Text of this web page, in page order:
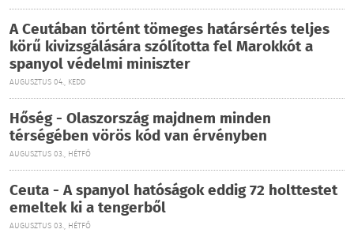
A Ceutában történt tömeges határsértés teljes
körű kivizsgálására szólította fel Marokkót a
spanyol védelmi miniszter
AUGUSZTUS 04., KEDD
Hőség - Olaszország majdnem minden
térségében vörös kód van érvényben
AUGUSZTUS 03., HÉTFŐ
Ceuta - A spanyol hatóságok eddig 72 holttestet
emeltek ki a tengerből
AUGUSZTUS 03., HÉTFŐ